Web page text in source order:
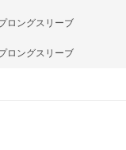
ロングスリーブ
ロングスリーブ